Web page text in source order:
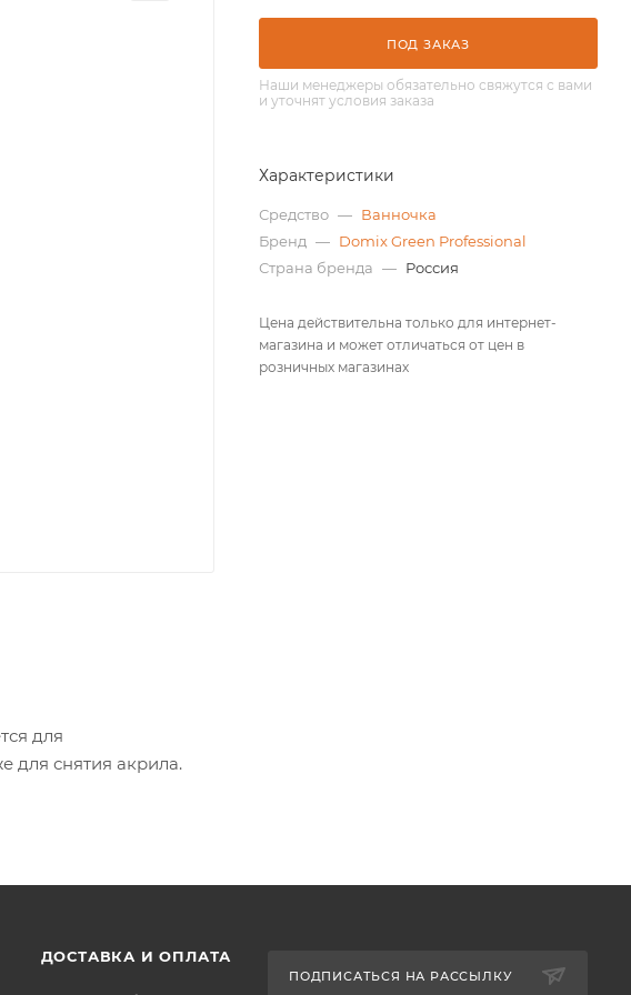
для
для снятия акрила.
ПОД ЗАКАЗ
Наши менеджеры обязательно свяжутся с вами
и уточнят условия заказа
Характеристики
Средство — Ванночка
Бренд — Domix Green Professional
Страна бренда — Россия
Цена действительна только для интернет-
магазина и может отличаться от цен в
розничных магазинах
ДОСТАВКА И ОПЛАТА
ПОДПИСАТЬСЯ НА РАССЫЛКУ